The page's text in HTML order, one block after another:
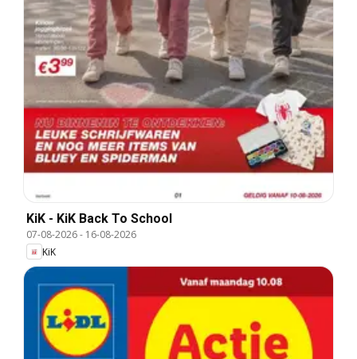
KiK - KiK Back To School
07-08-2026- 16-08-2026
KiK